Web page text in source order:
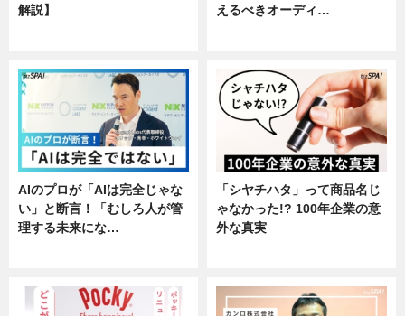
解説】
えるべきオーディ…
AIのプロが「AIは完全じゃな
い」と断言！「むしろ人が管
理する未来にな…
「シヤチハタ」って商品名じ
ゃなかった!? 100年企業の意
外な真実